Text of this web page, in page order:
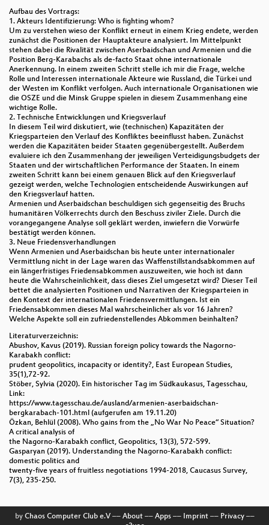
Aufbau des Vortrags:
1. Akteurs Identifizierung: Who is fighting whom?
Um zu verstehen wieso der Konflikt erneut in einem Krieg endete, werden
zunächst die Positionen der Hauptakteure analysiert. Im Mittelpunkt
stehen dabei die Rivalität zwischen Aserbaidschan und Armenien und die
Position Berg-Karabachs als de-facto Staat ohne internationale
Anerkennung. In einem zweiten Schritt stelle ich mir die Frage, welche
Rolle und Interessen internationale Akteure wie Russland, die Türkei und
der Westen im Konflikt verfolgen. Auch internationale Organisationen wie
die OSZE und die Minsk Gruppe spielen in diesem Zusammenhang eine
wichtige Rolle.
2. Technische Entwicklungen und Kriegsverlauf
In diesem Teil wird diskutiert, wie (technischen) Kapazitäten der
Kriegsparteien den Verlauf des Konfliktes beeinflusst haben. Zunächst
werden die Kapazitäten beider Staaten gegenübergestellt. Außerdem
evaluiere ich den Zusammenhang der jeweiligen Verteidigungsbudgets der
Staaten und der wirtschaftlichen Performance der Staaten. In einem
zweiten Schritt kann bei einem genauen Blick auf den Kriegsverlauf
gezeigt werden, welche Technologien entscheidende Auswirkungen auf
den Kriegsverlauf hatten.
Armenien und Aserbaidschan beschuldigen sich gegenseitig des Bruchs
humanitären Völkerrechts durch den Beschuss ziviler Ziele. Durch die
vorangegangene Analyse soll geklärt werden, inwiefern die Vorwürfe
bestätigt werden können.
3. Neue Friedensverhandlungen
Wenn Armenien und Aserbaidschan bis heute unter internationaler
Vermittlung nicht in der Lage waren das Waffenstillstandsabkommen auf
ein längerfristiges Friedensabkommen auszuweiten, wie hoch ist dann
heute die Wahrscheinlichkeit, dass dieses Ziel umgesetzt wird? Dieser Teil
bettet die analysierten Positionen und Narrativen der Kriegsparteien in
den Kontext der internationalen Friedensvermittlungen. Ist ein
Friedensabkommen dieses Mal wahrscheinlicher als vor 16 Jahren?
Welche Aspekte soll ein zufriedenstellendes Abkommen beinhalten?
Literaturverzeichnis:
Abushov, Kavus (2019). Russian foreign policy towards the Nagorno-
Karabakh conflict:
prudent geopolitics, incapacity or identity?, East European Studies,
35(1),72-92.
Stöber, Sylvia (2020). Ein historischer Tag im Südkaukasus, Tagesschau,
Link:
https://www.tagesschau.de/ausland/armenien-aserbaidschan-
bergkarabach-101.html (aufgerufen am 19.11.20)
Özkan, Behlül (2008). Who gains from the „No War No Peace“ Situation?
A critical analysis of
the Nagorno-Karabakh conflict, Geopolitics, 13(3), 572-599.
Gasparyan (2019). Understanding the Nagorno-Karabakh conflict:
domestic politics and
twenty-five years of fruitless negotiations 1994-2018, Caucasus Survey,
7(3), 235-250.
by Chaos Computer Club e.V–– About–– Apps–– Imprint–– Privacy––